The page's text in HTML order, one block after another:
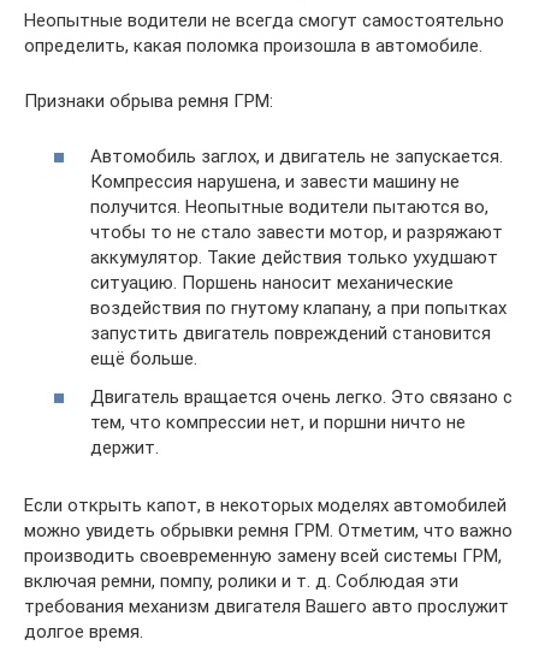
Неопытные водители не всегда смогут самостоятельно
определить, какая поломка произошла в автомобиле.
Признаки обрыва ремня ГРМ:
Автомобиль заглох, и двигатель не запускается.
Компрессия нарушена, и завести машину не
получится. Неопытные водители пытаются во,
чтобы то не стало завести мотор, и разряжают
аккумулятор. Такие действия только ухудшают
ситуацию. Поршень наносит механические
воздействия по гнутому клапану, а при попытках
запустить двигатель повреждений становится
ещё больше.
Двигатель вращается очень легко. Это связано с
тем, что компрессии нет, и поршни ничто не
держит.
Если открыть капот, в некоторых моделях автомобилей
можно увидеть обрывки ремня ГРМ. Отметим, что важно
производить своевременную замену всей системы ГРМ,
включая ремни, помпу, ролики и т. д. Соблюдая эти
требования механизм двигателя Вашего авто прослужит
долгое время.